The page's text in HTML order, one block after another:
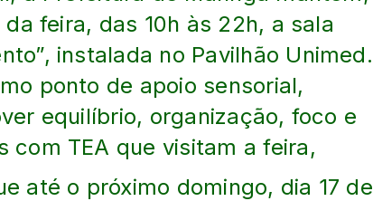
feira, das 10h às 22h, a sala
instalada no Pavilhão Unimed.
ponto de apoio sensorial,
equilíbrio, organização, foco e
com TEA que visitam a feira,
até o próximo domingo, dia 17 de